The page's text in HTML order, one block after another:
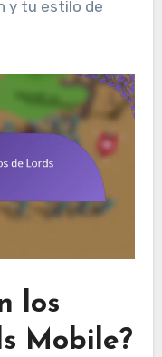
y tu estilo de
los
Mobile?